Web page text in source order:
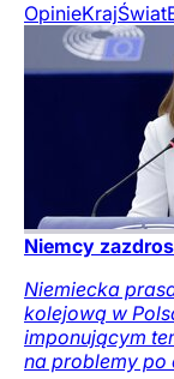
OpinieKrajŚwiat
Niemcy
Niemiecka
kolejową w
imponującym
na problemy po